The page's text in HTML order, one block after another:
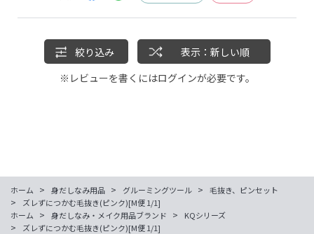
絞り込み
表示：新しい順
※レビューを書くにはログインが必要です。
ホーム > 身だしなみ用品 > グルーミングツール > 毛抜き、ピンセット
>
ズレずにつかむ毛抜き(ピンク)[M便 1/1]
ホーム
> 身だしなみ・メイク用品ブランド > KQシリーズ
> ズレずにつかむ毛抜き(ピンク)[M便 1/1]